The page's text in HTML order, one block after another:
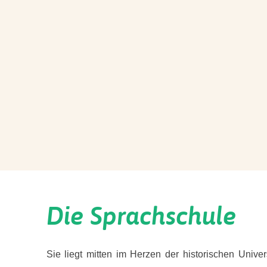
Die Sprachschule
Sie liegt mitten im Herzen der historischen